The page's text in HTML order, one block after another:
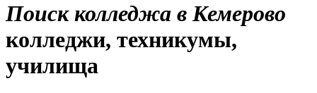
Поиск колледжа в Кемерово
колледжи, техникумы,
училища